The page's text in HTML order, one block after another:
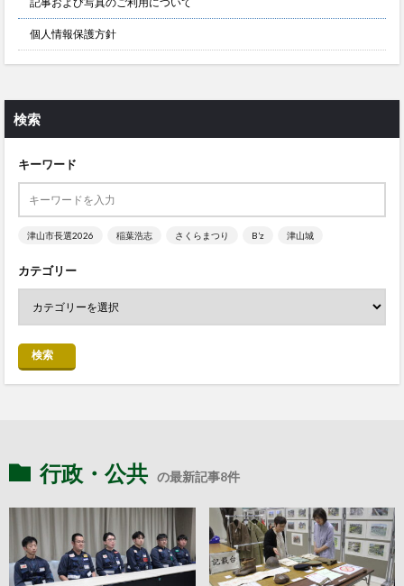
個人情報保護方針
検索
キーワード
津山市長選2026 稲葉浩志 さくらまつり B’z 津山城
カテゴリー
検索
行政・公共 の最新記事8件